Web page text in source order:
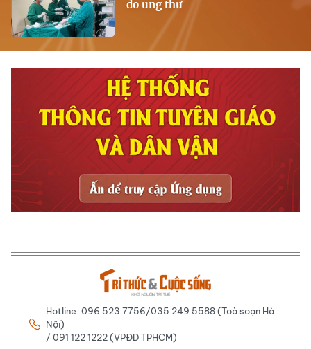
do ung thư
Hotline: 096 523 7756/035 249 5588 (Toà soạn Hà
Nội)
/ 091 122 1222 (VPĐD TPHCM)